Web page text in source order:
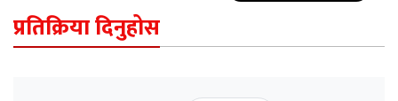
प्रतिक्रिया दिनुहोस